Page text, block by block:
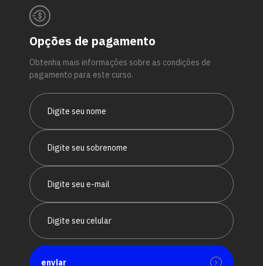
Opções de pagamento
Obtenha mais informações sobre as condições de
pagamento para este curso.
enviar